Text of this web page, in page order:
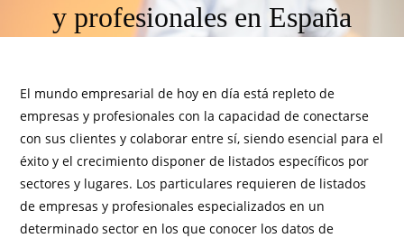
y profesionales en España
El mundo empresarial de hoy en día está repleto de
empresas y profesionales con la capacidad de conectarse
con sus clientes y colaborar entre sí, siendo esencial para el
éxito y el crecimiento disponer de listados específicos por
sectores y lugares. Los particulares requieren de listados
de empresas y profesionales especializados en un
determinado sector en los que conocer los datos de